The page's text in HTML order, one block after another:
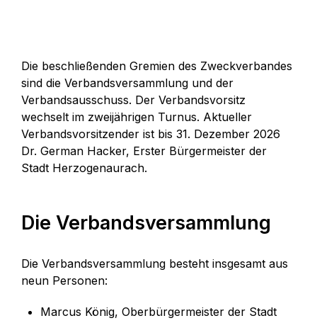
Die beschließenden Gremien des Zweckverbandes
sind die Verbandsversammlung und der
Verbandsausschuss. Der Verbandsvorsitz
wechselt im zweijährigen Turnus. Aktueller
Verbandsvorsitzender ist bis 31. Dezember 2026
Dr. German Hacker, Erster Bürgermeister der
Stadt Herzogenaurach.
Die Verbandsversammlung
Die Verbandsversammlung besteht insgesamt aus
neun Personen:
Marcus König, Oberbürgermeister der Stadt